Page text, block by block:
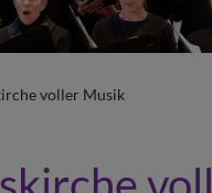
voller Musik